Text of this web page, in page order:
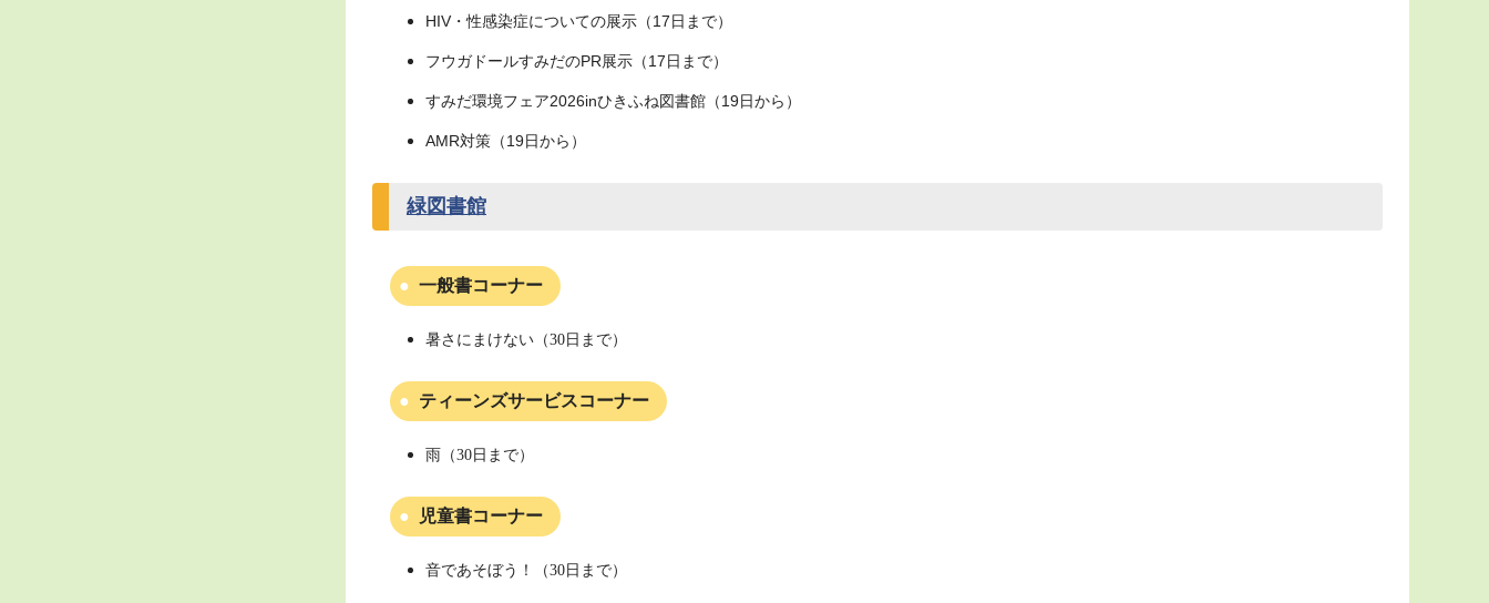
HIV・性感染症についての展示（17日まで）
フウガドールすみだのPR展示（17日まで）
すみだ環境フェア2026inひきふね図書館（19日から）
AMR対策（19日から）
緑図書館
一般書コーナー
暑さにまけない（30日まで）
ティーンズサービスコーナー
雨（30日まで）
児童書コーナー
音であそぼう！ （30日まで）